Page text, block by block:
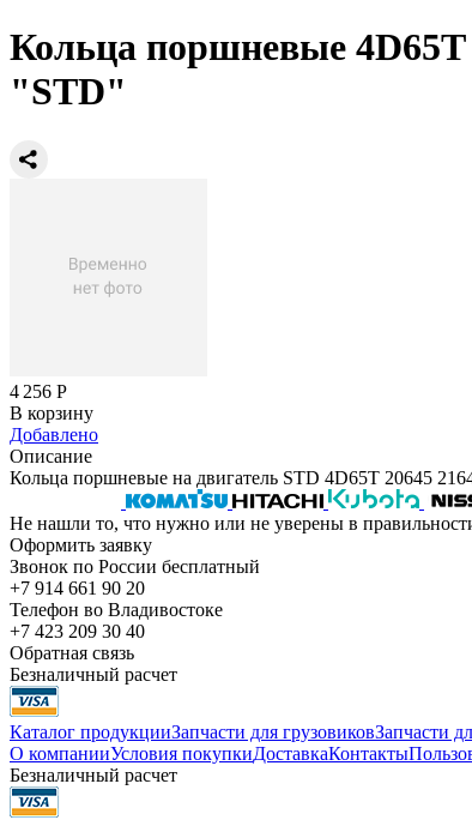
Кольца поршневые 4D65T
"STD"
4 256 Р
В корзину
Добавлено
Описание
Кольца поршневые на двигатель STD 4D65T 20645
Не нашли то, что нужно или не уверены в
Оформить заявку
Звонок по России бесплатный
+7 914 661 90 20
Телефон во Владивостоке
+7 423 209 30 40
Обратная связь
Безналичный расчет
Каталог продукцииЗапчасти для грузовиковЗапчасти
О компанииУсловия покупкиДоставкаКонтакты
Безналичный расчет